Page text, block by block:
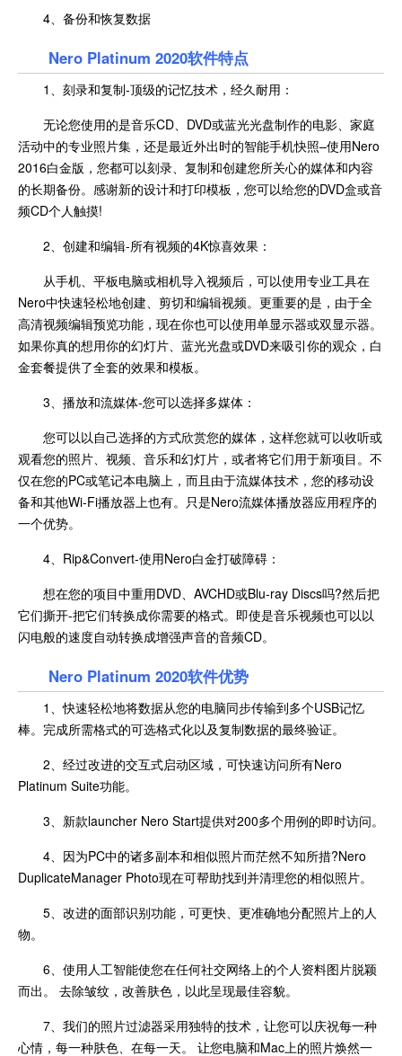
4、备份和恢复数据
Nero Platinum 2020软件特点
1、刻录和复制-顶级的记忆技术，经久耐用：
无论您使用的是音乐CD、DVD或蓝光光盘制作的电影、家庭
活动中的专业照片集，还是最近外出时的智能手机快照–使用Nero
2016白金版，您都可以刻录、复制和创建您所关心的媒体和内容
的长期备份。感谢新的设计和打印模板，您可以给您的DVD盒或音
频CD个人触摸!
2、创建和编辑-所有视频的4K惊喜效果：
从手机、平板电脑或相机导入视频后，可以使用专业工具在
Nero中快速轻松地创建、剪切和编辑视频。更重要的是，由于全
高清视频编辑预览功能，现在你也可以使用单显示器或双显示器。
如果你真的想用你的幻灯片、蓝光光盘或DVD来吸引你的观众，白
金套餐提供了全套的效果和模板。
3、播放和流媒体-您可以选择多媒体：
您可以以自己选择的方式欣赏您的媒体，这样您就可以收听或
观看您的照片、视频、音乐和幻灯片，或者将它们用于新项目。不
仅在您的PC或笔记本电脑上，而且由于流媒体技术，您的移动设
备和其他Wi-Fi播放器上也有。只是Nero流媒体播放器应用程序的
一个优势。
4、Rip&Convert-使用Nero白金打破障碍：
想在您的项目中重用DVD、AVCHD或Blu-ray Discs吗?然后把
它们撕开-把它们转换成你需要的格式。即使是音乐视频也可以以
闪电般的速度自动转换成增强声音的音频CD。
Nero Platinum 2020软件优势
1、快速轻松地将数据从您的电脑同步传输到多个USB记忆
棒。完成所需格式的可选格式化以及复制数据的最终验证。
2、经过改进的交互式启动区域，可快速访问所有Nero
Platinum Suite功能。
3、新款launcher Nero Start提供对200多个用例的即时访问。
4、因为PC中的诸多副本和相似照片而茫然不知所措?Nero
DuplicateManager Photo现在可帮助找到并清理您的相似照片。
5、改进的面部识别功能，可更快、更准确地分配照片上的人
物。
6、使用人工智能使您在任何社交网络上的个人资料图片脱颖
而出。 去除皱纹，改善肤色，以此呈现最佳容貌。
7、我们的照片过滤器采用独特的技术，让您可以庆祝每一种
心情，每一种肤色、在每一天。 让您电脑和Mac上的照片焕然一